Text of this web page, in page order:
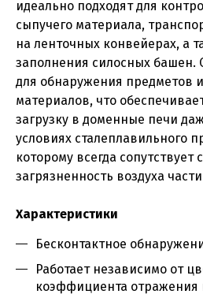
идеально подходят для
сыпучего материала,
на ленточных конвейерах, а
заполнения силосных башен.
для обнаружения предметов
материалов, что
загрузку в доменные печи
условиях сталеплавильного
которому всегда сопутствует
загрязненность воздуха
Характеристики
Бесконтактное
Работает независимо от
коэффициента отражения